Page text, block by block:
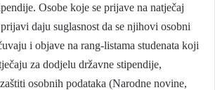
Osobe koje se prijave na natječaj
daju suglasnost da se njihovi osobni
i objave na rang-listama studenata koji
za dodjelu državne stipendije,
osobnih podataka (Narodne novine,